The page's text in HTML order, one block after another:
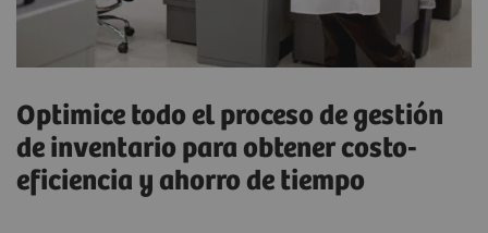
Optimice todo el proceso de gestión
de inventario para obtener costo-
eficiencia y ahorro de tiempo